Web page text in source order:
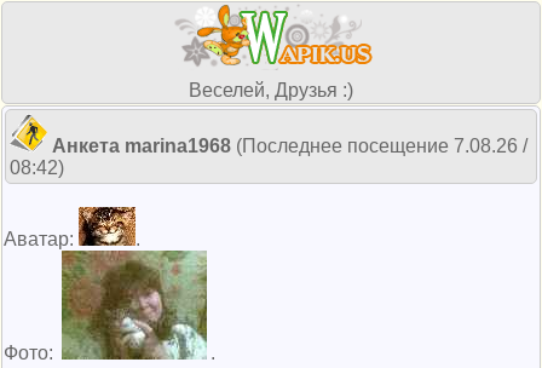
Веселей, Друзья :)
Анкета marina1968 (Последнее посещение 7.08.26 /
08:42)
Аватар: .
Фото:
.